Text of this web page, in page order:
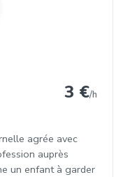
3 €/h
agrée avec
auprès
un enfant à garder